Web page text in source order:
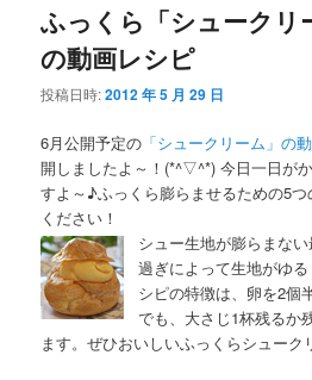
ふっくら「シュークリ
の動画レシピ
投稿日時:2012 年 5 月 29 日
6月公開予定の 「シュークリーム」の
開しましたよ～！(*^▽^*) 今日一日が
すよ～♪ふっくら膨らませるための5
ください！
シュー生地が膨らまな
過ぎによって生地がゆ
シピの特徴は、卵を2個
でも、大さじ1杯残るか
ます。ぜひおいしいふっくらシューク